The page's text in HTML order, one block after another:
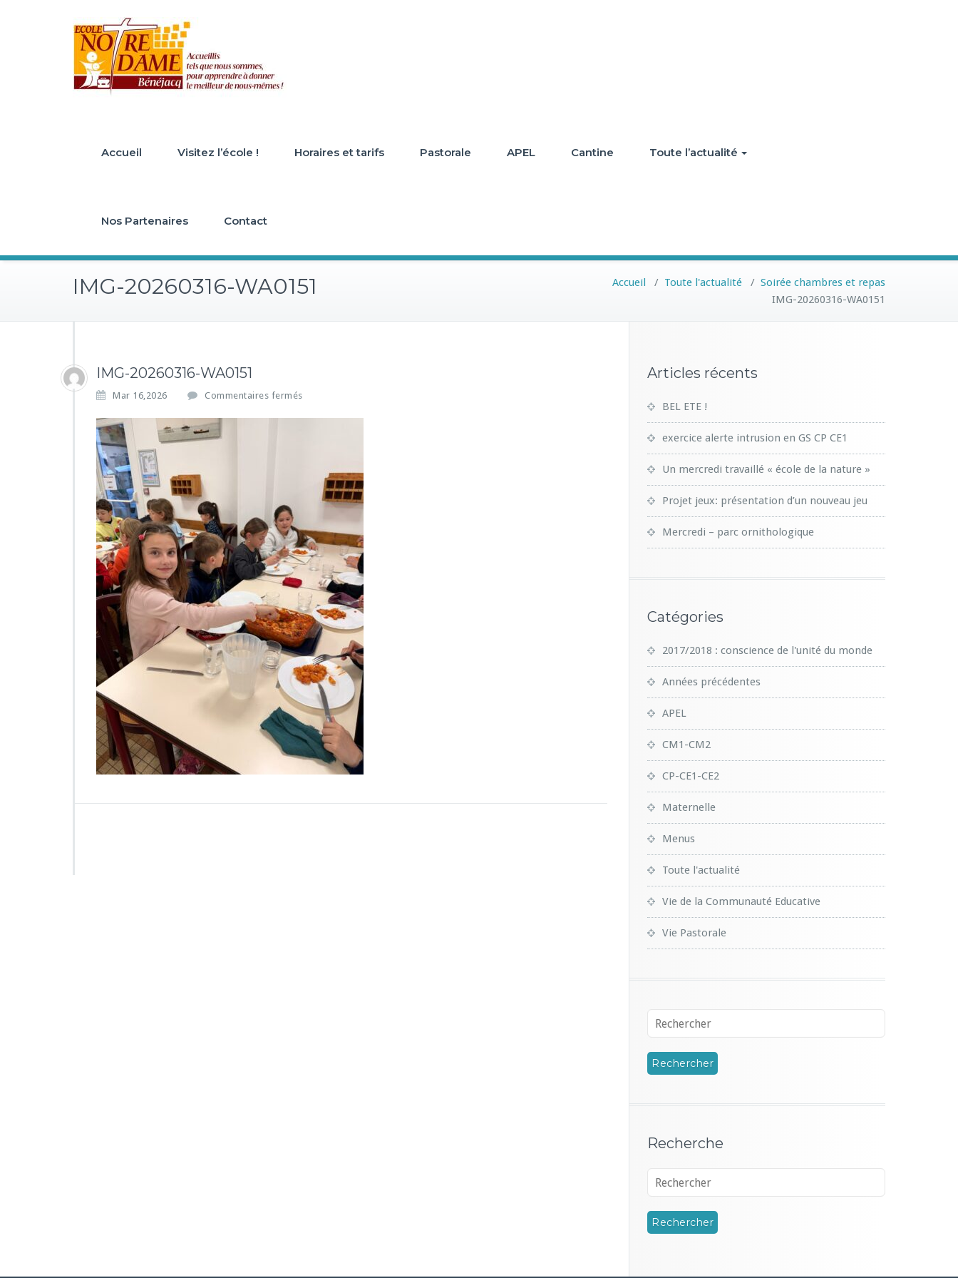
Accueil Visitez l’école ! Horaires et tarifs Pastorale APEL Cantine Toute l’actualité
Nos Partenaires Contact
IMG-20260316-WA0151 Accueil / Toute l'actualité / Soirée chambres et repas
IMG-20260316-WA0151
IMG-20260316-WA0151
Mar 16,2026 Commentaires fermés
6
0
3
6
-
W
A
0
1
5
Articles récents
BEL ETE !
exercice alerte intrusion en GS CP CE1
Un mercredi travaillé « école de la nature »
Projet jeux: présentation d’un nouveau jeu
Mercredi – parc ornithologique
Catégories
2017/2018 : conscience de l'unité du monde
Années précédentes
APEL
CM1-CM2
CP-CE1-CE2
Maternelle
Menus
Toute l'actualité
Vie de la Communauté Educative
Vie Pastorale
Recherche